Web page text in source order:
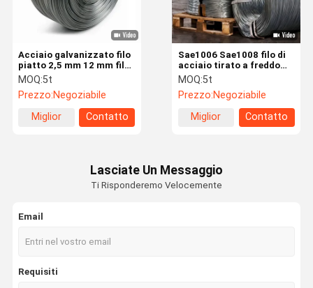
Casa. Prodotti Su Di Noi
Visita Della
Fabbrica
Controllo
Contattaci Casi
Bobina laminata a caldo del acciaio al carbonio
Sae1006 Sae1008 filo di
acciaio tirato a freddo
Q195 Q235 filo di ferro
galvanizzato
MOQ:5t
Prezzo:Negoziabile
Miglior
Contatto
Acciaio galvanizzato filo
piatto 2,5 mm 12 mm filo
di acciaio a basso tenore
di carbonio
MOQ:5t
Prezzo:Negoziabile
Miglior
Contatto
Lasciate Un Messaggio
Ti Risponderemo Velocemente
Email
Requisiti